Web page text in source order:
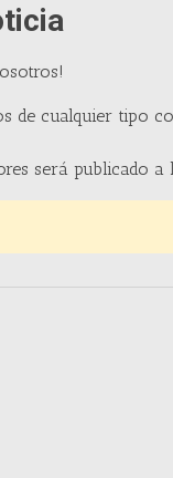
de cualquier tipo
será publicado a